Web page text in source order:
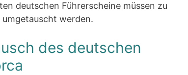
deutschen Führerscheine müssen zu
werden.
des deutschen